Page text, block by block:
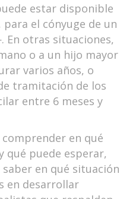
estar disponible
el cónyuge de un
En otras situaciones,
o a un hijo mayor
varios años, o
tramitación de los
entre 6 meses y
en qué
qué puede esperar,
en qué situación
en desarrollar